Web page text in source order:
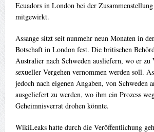
Ecuadors in London bei der
mitgewirkt.
Assange sitzt seit nunmehr neun Monaten in
Botschaft in London fest. Die britischen
Australier nach Schweden ausliefern, wo er zu
sexueller Vergehen vernommen werden soll.
jedoch nach eigenen Angaben, von Schweden
ausgeliefert zu werden, wo ihm ein Prozess
Geheimnisverrat drohen könnte.
WikiLeaks hatte durch die Veröffentlichung